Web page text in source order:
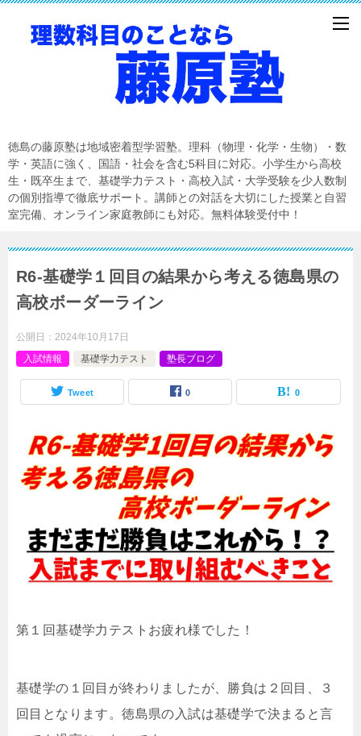
徳島の藤原塾は地域密着型学習塾。理科（物理・化学・生物）・数
学・英語に強く、国語・社会を含む5科目に対応。小学生から高校
生・既卒生まで、基礎学力テスト・高校入試・大学受験を少人数制
の個別指導で徹底サポート。講師との対話を大切にした授業と自習
室完備、オンライン家庭教師にも対応。無料体験受付中！
R6-基礎学１回目の結果から考える徳島県の
高校ボーダーライン
公開日： 2024年10月17日
入試情報
基礎学力テスト 塾長ブログ
Tweet 0 0
第１回基礎学力テストお疲れ様でした！
基礎学の１回目が終わりましたが、勝負は２回目、３
回目となります。徳島県の入試は基礎学で決まると言